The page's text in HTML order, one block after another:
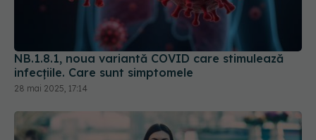
NB.1.8.1, noua variantă COVID care stimulează
infecțiile. Care sunt simptomele